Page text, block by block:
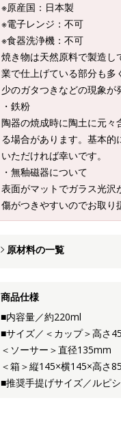
※原産国：日本製
※電子レンジ：不可
※食器洗浄機：不可
焼き物は天然原料で製造し
業で仕上げている部分も多
少のガタつきなどの現象が
・鉄粉
陶器の焼成時に陶土に元々
る場合があります。基本
いただければ幸いです。
・無釉磁器について
表面がマットでガラス光沢
傷がつきやすいのでお取り
原材料の一覧
商品仕様
■内容量／約220ml
■サイズ／＜カップ＞高さ
＜ソーサー＞直径135mm
＜箱＞縦145×横145×高さ
■推奨手提げサイズ／ルピ